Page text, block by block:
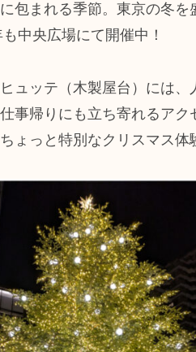
包まれる季節。東京の冬
中央広場にて開催中！
ュッテ（木製屋台）には
事帰りにも立ち寄れるア
ょっと特別なクリスマス体